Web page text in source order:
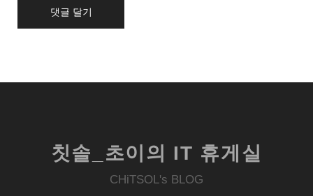
칫솔_초이의 IT 휴게실
CHiTSOL's BLOG